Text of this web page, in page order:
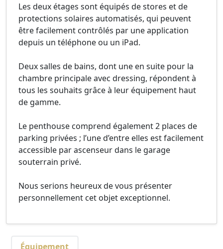
Les deux étages sont équipés de stores et de
protections solaires automatisés, qui peuvent
être facilement contrôlés par une application
depuis un téléphone ou un iPad.
Deux salles de bains, dont une en suite pour la
chambre principale avec dressing, répondent à
tous les souhaits grâce à leur équipement haut
de gamme.
Le penthouse comprend également 2 places de
parking privées ; l’une d’entre elles est facilement
accessible par ascenseur dans le garage
souterrain privé.
Nous serions heureux de vous présenter
personnellement cet objet exceptionnel.
Équipement